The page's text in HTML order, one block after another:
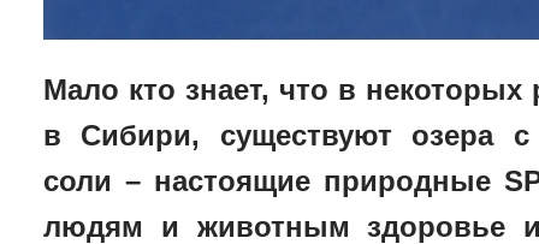
Мало кто знает, что в некоторых
в Сибири, существуют озера с
соли – настоящие природные
людям и животным здоровье